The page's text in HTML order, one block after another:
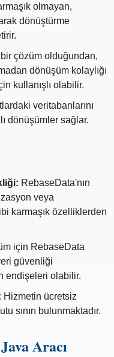
olmayan,
dönüştürme
bir çözüm olduğundan,
dönüşüm kolaylığı
kullanışlı olabilir.
veritabanlarını
dönüşümler sağlar.
RebaseData'nın
veya
karmaşık özelliklerden
için RebaseData
güvenliği
endişeleri olabilir.
Hizmetin ücretsiz
sınırı bulunmaktadır.
Aracı